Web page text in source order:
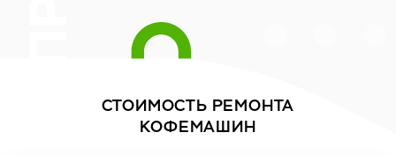
СТОИМОСТЬ РЕМОНТА
КОФЕМАШИН